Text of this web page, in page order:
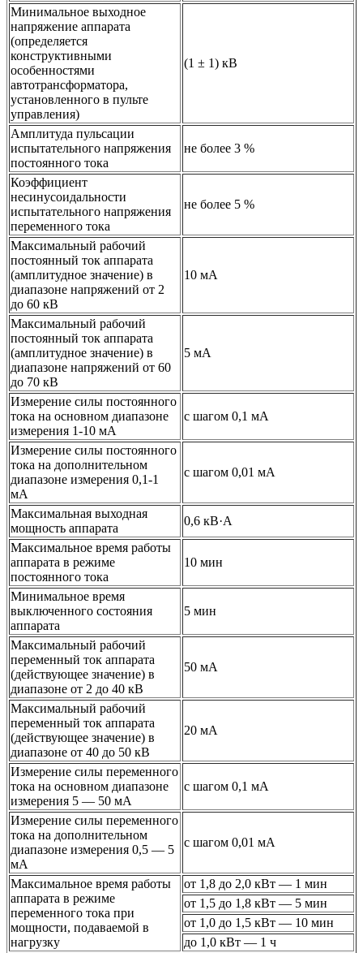
Минимальное выходное
напряжение аппарата
(определяется
конструктивными
особенностями
автотрансформатора,
установленного в пульте
управления)
(1 ± 1) кВ
Амплитуда пульсации
испытательного напряжения
постоянного тока
не более 3 %
Коэффициент
несинусоидальности
испытательного напряжения
переменного тока
не более 5 %
Максимальный рабочий
постоянный ток аппарата
(амплитудное значение) в
диапазоне напряжений от 2
до 60 кВ
10 мА
Максимальный рабочий
постоянный ток аппарата
(амплитудное значение) в
диапазоне напряжений от 60
до 70 кВ
5 мА
Измерение силы постоянного
тока на основном диапазоне
измерения 1-10 мА
с шагом 0,1 мА
Измерение силы постоянного
тока на дополнительном
диапазоне измерения 0,1-1
мА
с шагом 0,01 мА
Максимальная выходная
мощность аппарата
0,6 кВ·А
Максимальное время работы
аппарата в режиме
постоянного тока
10 мин
Минимальное время
выключенного состояния
аппарата
5 мин
Максимальный рабочий
переменный ток аппарата
(действующее значение) в
диапазоне от 2 до 40 кВ
50 мА
Максимальный рабочий
переменный ток аппарата
(действующее значение) в
диапазоне от 40 до 50 кВ
20 мА
Измерение силы переменного
тока на основном диапазоне
измерения 5 — 50 мА
с шагом 0,1 мА
Измерение силы переменного
тока на дополнительном
диапазоне измерения 0,5 — 5
мА
с шагом 0,01 мА
Максимальное время работы
аппарата в режиме
переменного тока при
мощности, подаваемой в
нагрузку
от 1,8 до 2,0 кВт — 1 мин
от 1,5 до 1,8 кВт — 5 мин
от 1,0 до 1,5 кВт — 10 мин
до 1,0 кВт — 1 ч